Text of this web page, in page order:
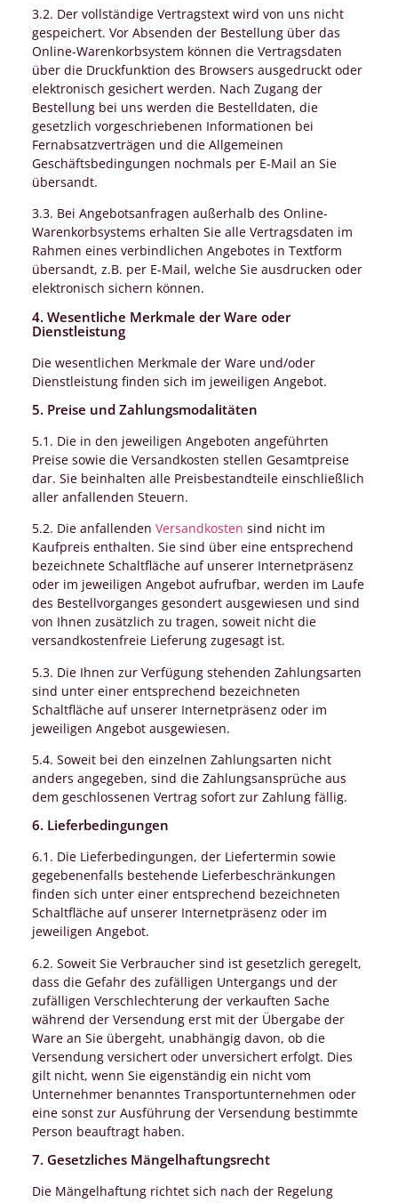
3.2. Der vollständige Vertragstext wird von uns nicht
gespeichert. Vor Absenden der Bestellung über das
Online-Warenkorbsystem können die Vertragsdaten
über die Druckfunktion des Browsers ausgedruckt oder
elektronisch gesichert werden. Nach Zugang der
Bestellung bei uns werden die Bestelldaten, die
gesetzlich vorgeschriebenen Informationen bei
Fernabsatzverträgen und die Allgemeinen
Geschäftsbedingungen nochmals per E-Mail an Sie
übersandt.
3.3. Bei Angebotsanfragen außerhalb des Online-
Warenkorbsystems erhalten Sie alle Vertragsdaten im
Rahmen eines verbindlichen Angebotes in Textform
übersandt, z.B. per E-Mail, welche Sie ausdrucken oder
elektronisch sichern können.
4. Wesentliche Merkmale der Ware oder
Dienstleistung
Die wesentlichen Merkmale der Ware und/oder
Dienstleistung finden sich im jeweiligen Angebot.
5. Preise und Zahlungsmodalitäten
5.1. Die in den jeweiligen Angeboten angeführten
Preise sowie die Versandkosten stellen Gesamtpreise
dar. Sie beinhalten alle Preisbestandteile einschließlich
aller anfallenden Steuern.
5.2. Die anfallenden Versandkosten sind nicht im
Kaufpreis enthalten. Sie sind über eine entsprechend
bezeichnete Schaltfläche auf unserer Internetpräsenz
oder im jeweiligen Angebot aufrufbar, werden im Laufe
des Bestellvorganges gesondert ausgewiesen und sind
von Ihnen zusätzlich zu tragen, soweit nicht die
versandkostenfreie Lieferung zugesagt ist.
5.3. Die Ihnen zur Verfügung stehenden Zahlungsarten
sind unter einer entsprechend bezeichneten
Schaltfläche auf unserer Internetpräsenz oder im
jeweiligen Angebot ausgewiesen.
5.4. Soweit bei den einzelnen Zahlungsarten nicht
anders angegeben, sind die Zahlungsansprüche aus
dem geschlossenen Vertrag sofort zur Zahlung fällig.
6. Lieferbedingungen
6.1. Die Lieferbedingungen, der Liefertermin sowie
gegebenenfalls bestehende Lieferbeschränkungen
finden sich unter einer entsprechend bezeichneten
Schaltfläche auf unserer Internetpräsenz oder im
jeweiligen Angebot.
6.2. Soweit Sie Verbraucher sind ist gesetzlich geregelt,
dass die Gefahr des zufälligen Untergangs und der
zufälligen Verschlechterung der verkauften Sache
während der Versendung erst mit der Übergabe der
Ware an Sie übergeht, unabhängig davon, ob die
Versendung versichert oder unversichert erfolgt. Dies
gilt nicht, wenn Sie eigenständig ein nicht vom
Unternehmer benanntes Transportunternehmen oder
eine sonst zur Ausführung der Versendung bestimmte
Person beauftragt haben.
7. Gesetzliches Mängelhaftungsrecht
Die Mängelhaftung richtet sich nach der Regelung